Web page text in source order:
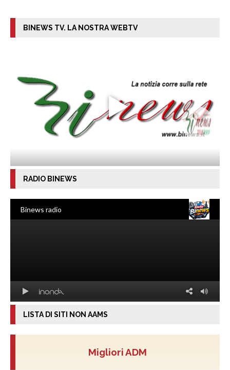
BINEWS TV. LA NOSTRA WEBTV
RADIO BINEWS
LISTA DI SITI NON AAMS
Migliori ADM